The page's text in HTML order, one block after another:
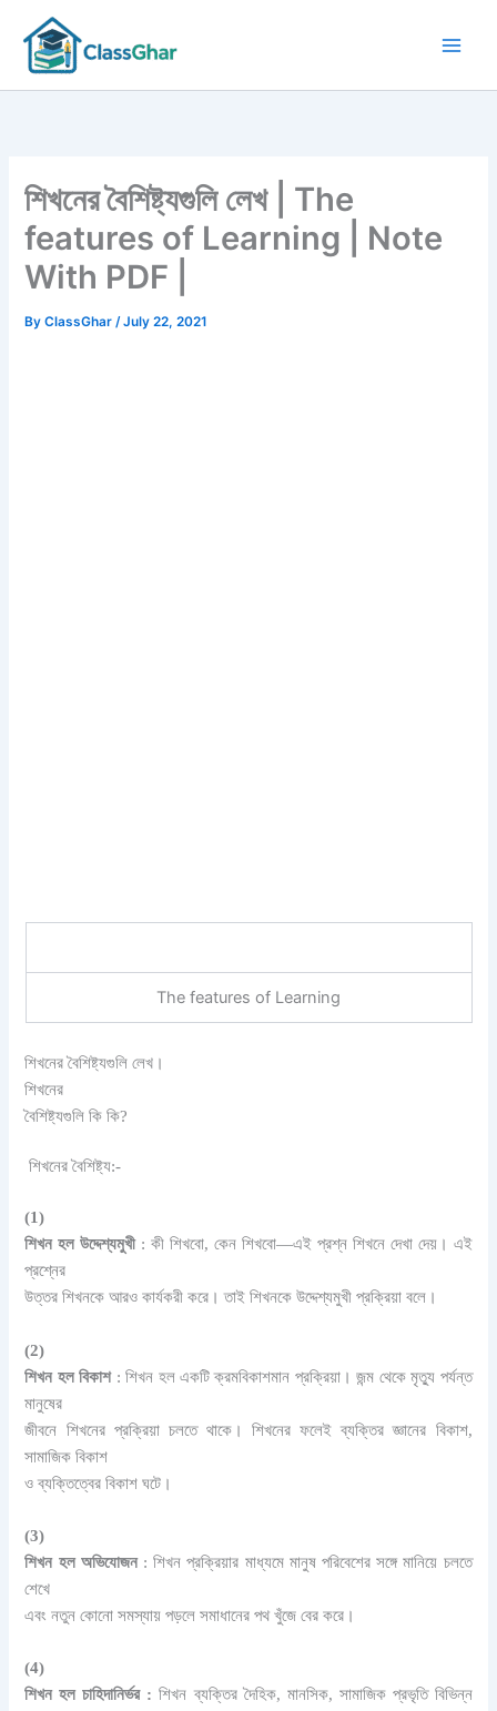
content
শিখনের বৈশিষ্ট্যগুলি লেখ | The
features of Learning | Note
With PDF |
ByClassGhar/July 22, 2021
The features of Learning
শিখনের বৈশিষ্ট্যগুলি লেখ।
শিখনের
বৈশিষ্ট্যগুলি কি কি?
শিখনের বৈশিষ্ট্য:-
(1)
শিখন হল উদ্দেশ্যমুখী : কী শিখবো, কেন শিখবো—এই প্রশ্ন শিখনে দেখা দেয়। এই
প্রশ্নের
উত্তর শিখনকে আরও কার্যকরী করে। তাই শিখনকে উদ্দেশ্যমুখী প্রক্রিয়া বলে।
(2)
শিখন হল বিকাশ : শিখন হল একটি ক্রমবিকাশমান প্রক্রিয়া। জন্ম থেকে মৃত্যু পর্যন্ত
মানুষের
জীবনে শিখনের প্রক্রিয়া চলতে থাকে। শিখনের ফলেই ব্যক্তির জ্ঞানের বিকাশ,
সামাজিক বিকাশ
ও ব্যক্তিত্বের বিকাশ ঘটে।
(3)
শিখন হল অভিযোজন: শিখন প্রক্রিয়ার মাধ্যমে মানুষ পরিবেশের সঙ্গে মানিয়ে চলতে
শেখে
এবং নতুন কোনো সমস্যায় পড়লে সমাধানের পথ খুঁজে বের করে।
(4)
শিখন হল চাহিদানির্ভর : শিখন ব্যক্তির দৈহিক, মানসিক, সামাজিক প্রভৃতি বিভিন্ন